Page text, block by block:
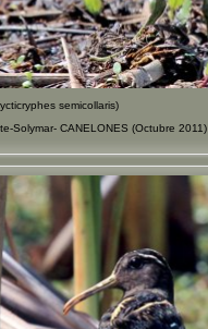
semicollaris)
Solymar- CANELONES (Octubre 2011)